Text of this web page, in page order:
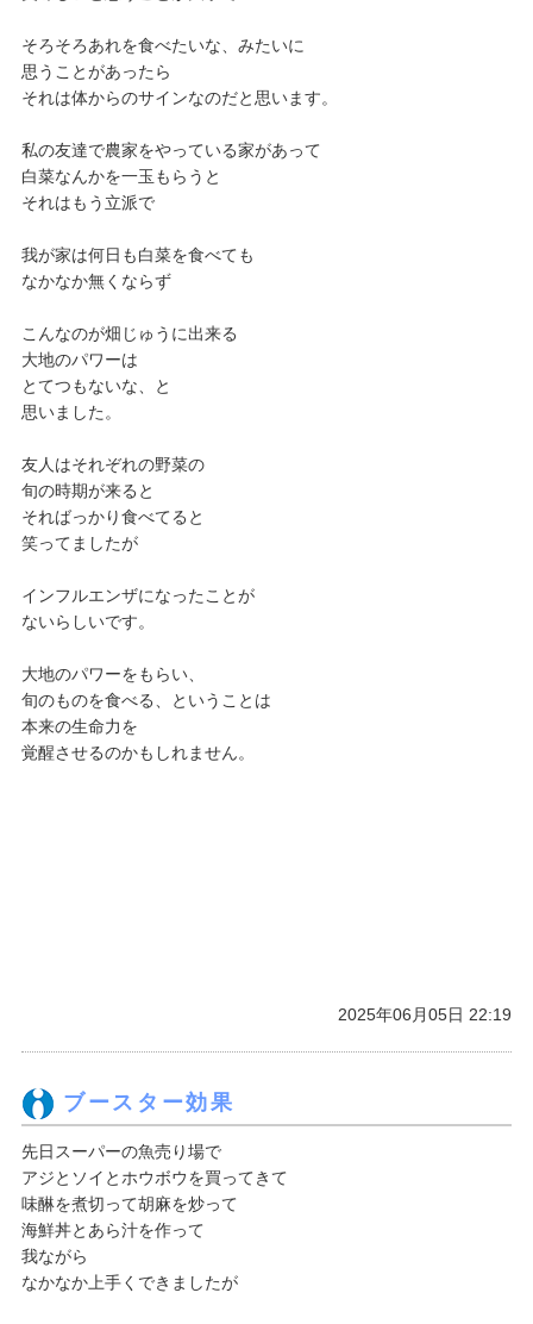
そろそろあれを食べたいな、みたいに
思うことがあったら
それは体からのサインなのだと思います。
私の友達で農家をやっている家があって
白菜なんかを一玉もらうと
それはもう立派で
我が家は何日も白菜を食べても
なかなか無くならず
こんなのが畑じゅうに出来る
大地のパワーは
とてつもないな、と
思いました。
友人はそれぞれの野菜の
旬の時期が来ると
そればっかり食べてると
笑ってましたが
インフルエンザになったことが
ないらしいです。
大地のパワーをもらい、
旬のものを食べる、ということは
本来の生命力を
覚醒させるのかもしれません。
2025年06月05日 22:19
ブースター効果
先日スーパーの魚売り場で
アジとソイとホウボウを買ってきて
味醂を煮切って胡麻を炒って
海鮮丼とあら汁を作って
我ながら
なかなか上手くできましたが